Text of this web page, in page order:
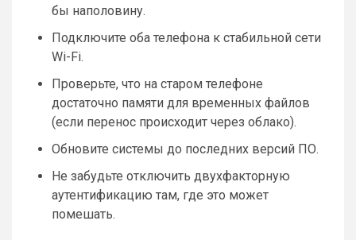
бы наполовину.
Подключите оба телефона к стабильной сети
Wi-Fi.
Проверьте, что на старом телефоне
достаточно памяти для временных файлов
(если перенос происходит через облако).
Обновите системы до последних версий ПО.
Не забудьте отключить двухфакторную
аутентификацию там, где это может
помешать.